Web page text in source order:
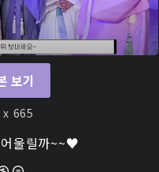
보기
x 665
울릴까~~♥